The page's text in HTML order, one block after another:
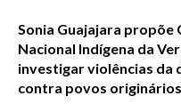
Sonia Guajajara propõe
Nacional Indígena da
investigar violências da
contra povos originários